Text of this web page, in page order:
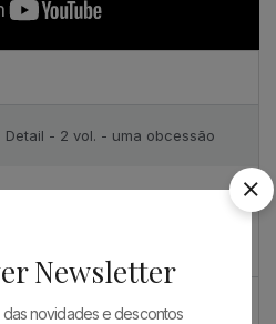
Detail - 2 vol. - uma obcessão
PARA ARQUITECTOS 2023
Newsletter
novidades e descontos